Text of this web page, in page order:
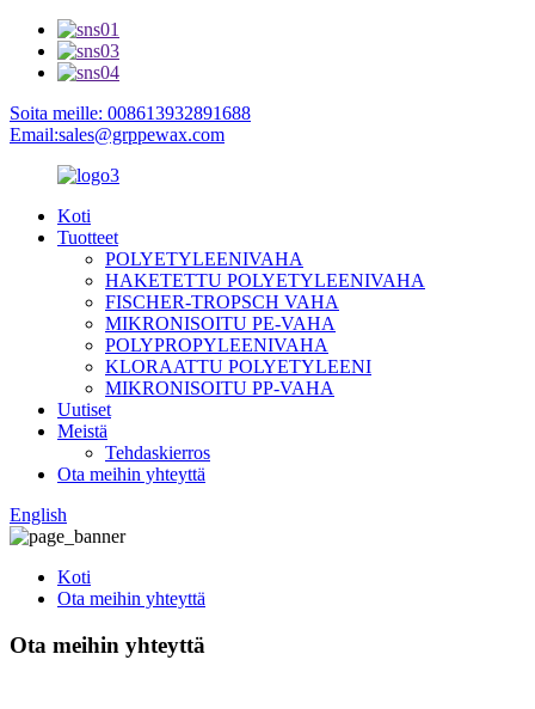
Soita meille: 008613932891688
Email:sales@grppewax.com
Koti
Tuotteet
POLYETYLEENIVAHA
HAKETETTU POLYETYLEENIVAHA
FISCHER-TROPSCH VAHA
MIKRONISOITU PE-VAHA
POLYPROPYLEENIVAHA
KLORAATTU POLYETYLEENI
MIKRONISOITU PP-VAHA
Uutiset
Meistä
Tehdaskierros
Ota meihin yhteyttä
English
Koti
Ota meihin yhteyttä
Ota meihin yhteyttä